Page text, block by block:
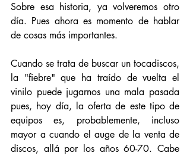
Sobre esa historia, ya volveremos otro
día. Pues ahora es momento de hablar
de cosas más importantes.
Cuando se trata de buscar un tocadiscos,
la "fiebre" que ha traído de vuelta el
vinilo puede jugarnos una mala pasada
pues, hoy día, la oferta de este tipo de
equipos es, probablemente, incluso
mayor a cuando el auge de la venta de
discos, allá por los años 60-70. Cabe